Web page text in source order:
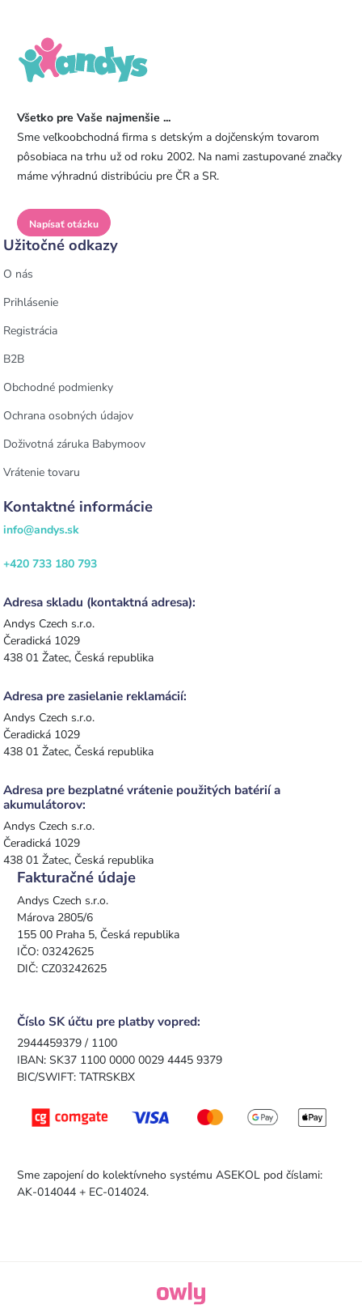
Všetko pre Vaše najmenšie ...
Sme veľkoobchodná firma s detským a dojčenským tovarom
pôsobiaca na trhu už od roku 2002. Na nami zastupované značky
máme výhradnú distribúciu pre ČR a SR.
Napísať otázku
Užitočné odkazy
O nás
Prihlásenie
Registrácia
B2B
Obchodné podmienky
Ochrana osobných údajov
Doživotná záruka Babymoov
Vrátenie tovaru
Kontaktné informácie
info@andys.sk
+420 733 180 793
Adresa skladu (kontaktná adresa):
Andys Czech s.r.o.
Čeradická 1029
438 01 Žatec, Česká republika
Adresa pre zasielanie reklamácií:
Andys Czech s.r.o.
Čeradická 1029
438 01 Žatec, Česká republika
Adresa pre bezplatné vrátenie použitých batérií a
akumulátorov:
Andys Czech s.r.o.
Čeradická 1029
438 01 Žatec, Česká republika
Fakturačné údaje
Andys Czech s.r.o.
Márova 2805/6
155 00 Praha 5, Česká republika
IČO: 03242625
DIČ: CZ03242625
Číslo SK účtu pre platby vopred:
2944459379 / 1100
IBAN: SK37 1100 0000 0029 4445 9379
BIC/SWIFT: TATRSKBX
Sme zapojení do kolektívneho systému ASEKOL pod číslami:
AK-014044 + EC-014024.
owly.digital - Logo